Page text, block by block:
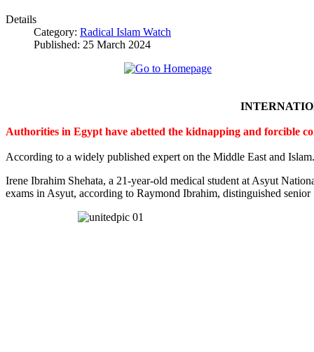
Details
Category: Radical Islam Watch
Published: 25 March 2024
Authorities in Egypt have abetted the kidnapping and forcible
According to a widely published expert on the Middle East and Islam.
Irene Ibrahim Shehata, a 21-year-old medical student at Asyut
exams in Asyut, according to Raymond Ibrahim, distinguished